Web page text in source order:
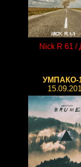
Nick R 61 /
УМПАКО-